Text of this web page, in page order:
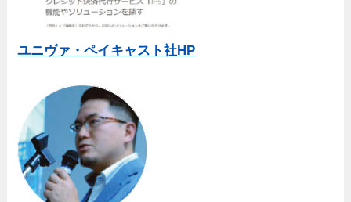
ユニヴァ・ペイキャスト社HP